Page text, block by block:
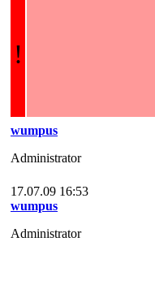
!
wumpus
Administrator
17.07.09 16:53
wumpus
Administrator